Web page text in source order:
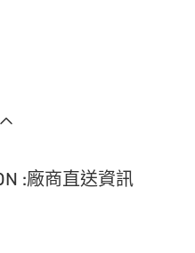
:廠商直送資訊